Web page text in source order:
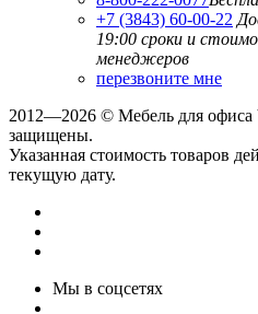
+7 (3843) 60-00-22
19:00 сроки и
менеджеров
перезвоните мне
2012—2026 © Мебель для офиса
защищены.
Указанная стоимость товаров
текущую дату.
Мы в соцсетях